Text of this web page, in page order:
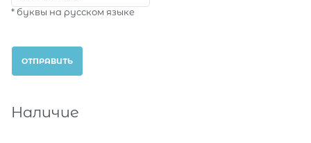
* буквы на русском языке
Наличие